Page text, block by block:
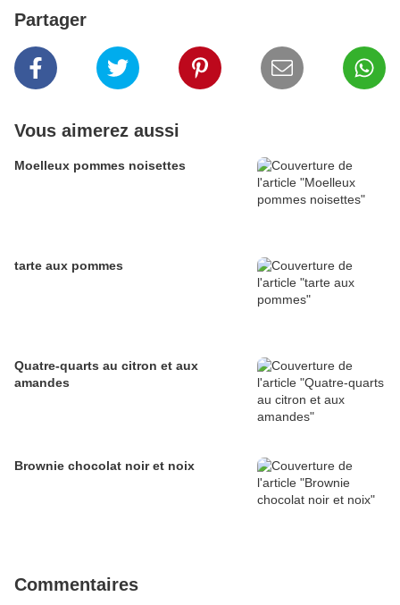
Partager
Vous aimerez aussi
Moelleux pommes noisettes
tarte aux pommes
Quatre-quarts au citron et aux
amandes
Brownie chocolat noir et noix
Commentaires